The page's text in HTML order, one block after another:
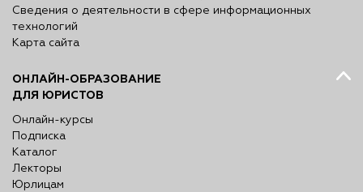
Сведения о деятельности в сфере информационных
технологий
Карта сайта
ОНЛАЙН-ОБРАЗОВАНИЕ
ДЛЯ ЮРИСТОВ
Онлайн-курсы
Подписка
Каталог
Лекторы
Юрлицам